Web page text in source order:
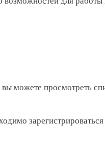
можете просмотреть